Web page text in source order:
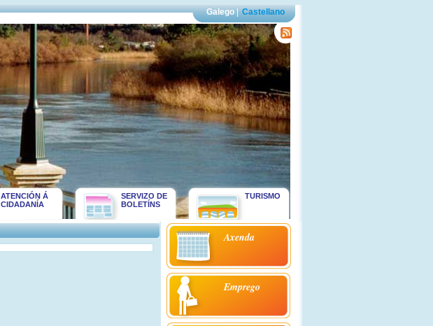
Galego| Castellano
ATENCIÓN Á
CIDADANÍA
SERVIZO DE
BOLETÍNS
TURISMO
Axenda
Emprego